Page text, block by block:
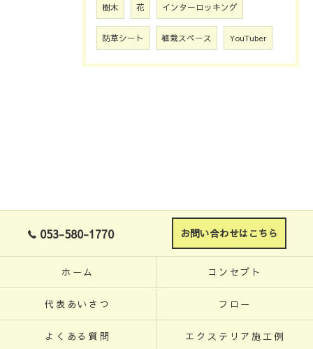
樹木 花 インターロッキング
防草シート 植栽スペース YouTuber
053-580-1770 お問い合わせはこちら
ホーム コンセプト
代表あいさつ フロー
よくある質問 エクステリア施工例